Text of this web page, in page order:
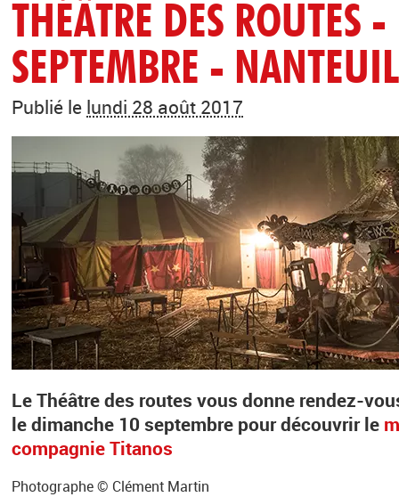
THÉÂTRE DES ROUTES
SEPTEMBRE -
Publié le lundi 28 août 2017
Le Théâtre des routes vous donne rendez-
le dimanche 10 septembre pour découvrir le
compagnie Titanos
Photographe © Clément Martin